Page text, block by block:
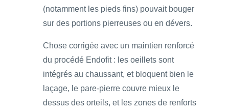
(notamment les pieds fins) pouvait bouger
sur des portions pierreuses ou en dévers.
Chose corrigée avec un maintien renforcé
du procédé Endofit : les oeillets sont
intégrés au chaussant, et bloquent bien le
laçage, le pare-pierre couvre mieux le
dessus des orteils, et les zones de renforts